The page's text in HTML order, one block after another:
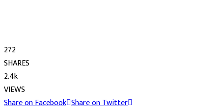
272
SHARES
2.4k
VIEWS
Share on Facebook Share on Twitter